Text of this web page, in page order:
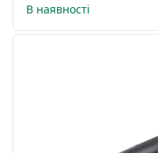
В наявності